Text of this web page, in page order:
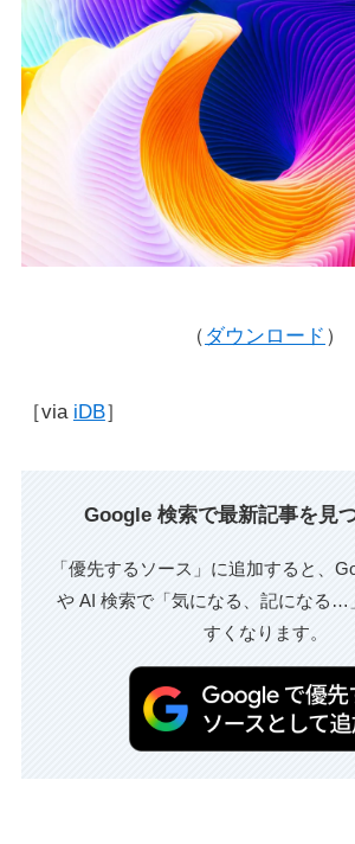
（ ダウンロード ）
［via iDB］
Google 検索で最新記事を見
「優先するソース」に追加すると、
や AI 検索で「気になる、記になる…
すくなります。